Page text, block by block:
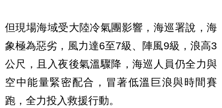
但現場海域受大陸冷氣團影響，海巡署說，海
象極為惡劣，風力達6至7級、陣風9級，浪高3
公尺，且入夜後氣溫驟降，海巡人員仍全力與
空中能量緊密配合，冒著低溫巨浪與時間賽
跑，全力投入救援行動。